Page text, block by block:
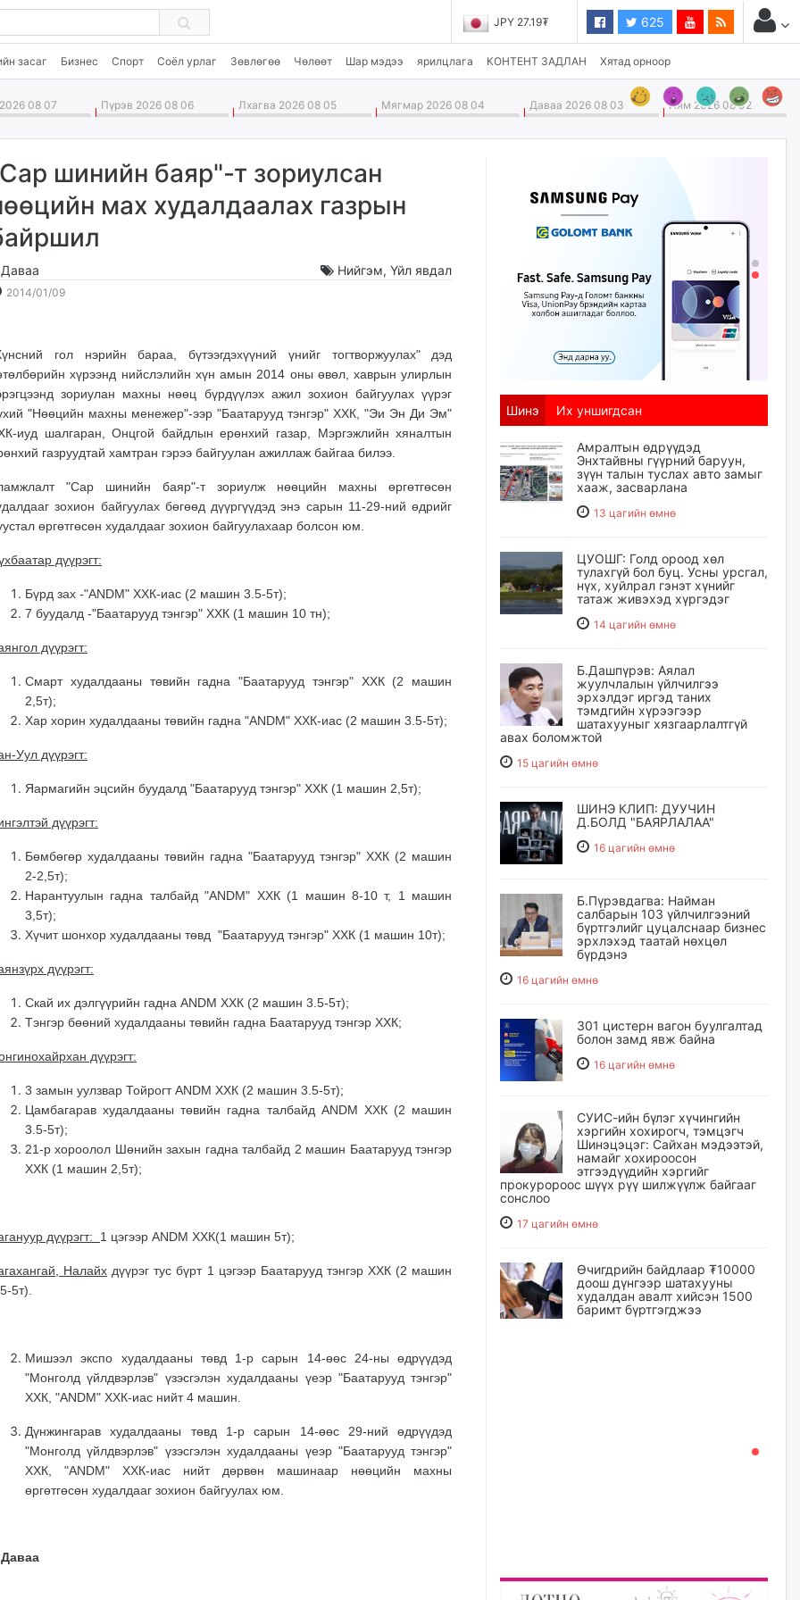
JPY 27.19₮ 625
засаг Бизнес Спорт Соёл урлаг Зөвлөгөө Чөлөөт Шар мэдээ ярилцлага КОНТЕНТ ЗАДЛАН Хятад орноор
08 07 Пүрэв 2026 08 06 Лхагва 2026 08 05 Мягмар 2026 08 04 Даваа 2026 08 03 Ням 2026 08 02
шинийн баяр"-т зориулсан
мах худалдаалах газрын
Нийгэм,Үйл явдал
2014/01/092014-
14:30:22
2026-
05:33:53
гол нэрийн бараа, бүтээгдэхүүний үнийг тогтворжуулах" дэд
хүрээнд нийслэлийн хүн амын 2014 оны өвөл, хаврын улирлын
зориулан махны нөөц бүрдүүлэх ажил зохион байгуулах үүрэг
"Нөөцийн махны менежер"-ээр "Баатарууд тэнгэр" ХХК, "Эи Эн Ди Эм"
иуд шалгаран, Онцгой байдлын ерөнхий газар, Мэргэжлийн хяналтын
газруудтай хамтран гэрээ байгуулан ажиллаж байгаа билээ.
"Сар шинийн баяр"-т зориулж нөөцийн махны өргөтгөсөн
зохион байгуулах бөгөөд дүүргүүдэд энэ сарын 11-29-ний өдрийг
өргөтгөсөн худалдааг зохион байгуулахаар болсон юм.
дүүрэгт:
Бүрд зах -"ANDM" ХХК-иас (2 машин 3.5-5т);
7 буудалд -"Баатарууд тэнгэр" ХХК (1 машин 10 тн);
дүүрэгт:
Смарт худалдааны төвийн гадна "Баатарууд тэнгэр" ХХК (2 машин
2,5т);
Хар хорин худалдааны төвийн гадна "ANDM" ХХК-иас (2 машин 3.5-5т);
Уул дүүрэгт:
Яармагийн эцсийн буудалд "Баатарууд тэнгэр" ХХК (1 машин 2,5т);
дүүрэгт:
Бөмбөгөр худалдааны төвийн гадна "Баатарууд тэнгэр" ХХК (2 машин
2-2,5т);
Нарантуулын гадна талбайд "ANDM" ХХК (1 машин 8-10 т, 1 машин
3,5т);
Хүчит шонхор худалдааны төвд "Баатарууд тэнгэр" ХХК (1 машин 10т);
дүүрэгт:
Скай их дэлгүүрийн гадна ANDM ХХК (2 машин 3.5-5т);
Тэнгэр бөөний худалдааны төвийн гадна Баатарууд тэнгэр ХХК;
дүүрэгт:
3 замын уулзвар Тойрогт ANDM ХХК (2 машин 3.5-5т);
Цамбагарав худалдааны төвийн гадна талбайд ANDM ХХК (2 машин
3.5-5т);
21-р хороолол Шөнийн захын гадна талбайд 2 машин Баатарууд тэнгэр
ХХК (1 машин 2,5т);
дүүрэгт: 1 цэгээр ANDM ХХК(1 машин 5т);
Налайх дүүрэг тус бүрт 1 цэгээр Баатарууд тэнгэр ХХК (2 машин
5т).
Мишээл экспо худалдааны төвд 1-р сарын 14-өөс 24-ны өдрүүдэд
"Монголд үйлдвэрлэв" үзэсгэлэн худалдааны үеэр "Баатарууд тэнгэр"
ХХК, "ANDM" ХХК-иас нийт 4 машин.
Дүнжингарав худалдааны төвд 1-р сарын 14-өөс 29-ний өдрүүдэд
"Монголд үйлдвэрлэв" үзэсгэлэн худалдааны үеэр "Баатарууд тэнгэр"
ХХК, "ANDM" ХХК-иас нийт дөрвөн машинаар
нөөцийн махны
өргөтгөсөн худалдааг зохион байгуулах юм.
Шинэ Их уншигдсан
Амралтын өдрүүдэд
Энхтайвны гүүрний баруун,
зүүн талын туслах авто замыг
хааж, засварлана
13 цагийн өмнө
ЦУОШГ: Голд ороод хөл
тулахгүй бол буц. Усны урсгал,
нүх, хуйлрал гэнэт хүнийг
татаж живэхэд хүргэдэг
14 цагийн өмнө
Б.Дашпүрэв: Аялал
жуулчлалын үйлчилгээ
эрхэлдэг иргэд таних
тэмдгийн хүрээгээр
шатахууныг хязгаарлалтгүй
авах боломжтой
15 цагийн өмнө
ШИНЭ КЛИП: ДУУЧИН
Д.БОЛД "БАЯРЛАЛАА"
16 цагийн өмнө
Б.Пүрэвдагва: Найман
салбарын 103 үйлчилгээний
бүртгэлийг цуцалснаар бизнес
эрхлэхэд таатай нөхцөл
бүрдэнэ
16 цагийн өмнө
301 цистерн вагон буулгалтад
болон замд явж байна
16 цагийн өмнө
СУИС-ийн бүлэг хүчингийн
хэргийн хохирогч, тэмцэгч
Шинэцэцэг: Сайхан мэдээтэй,
намайг хохироосон
этгээдүүдийн хэргийг
прокуророос шүүх рүү шилжүүлж байгааг
сонслоо
17 цагийн өмнө
Өчигдрийн байдлаар ₮10000
доош дүнгээр шатахууны
худалдан авалт хийсэн 1500
баримт бүртгэгджээ